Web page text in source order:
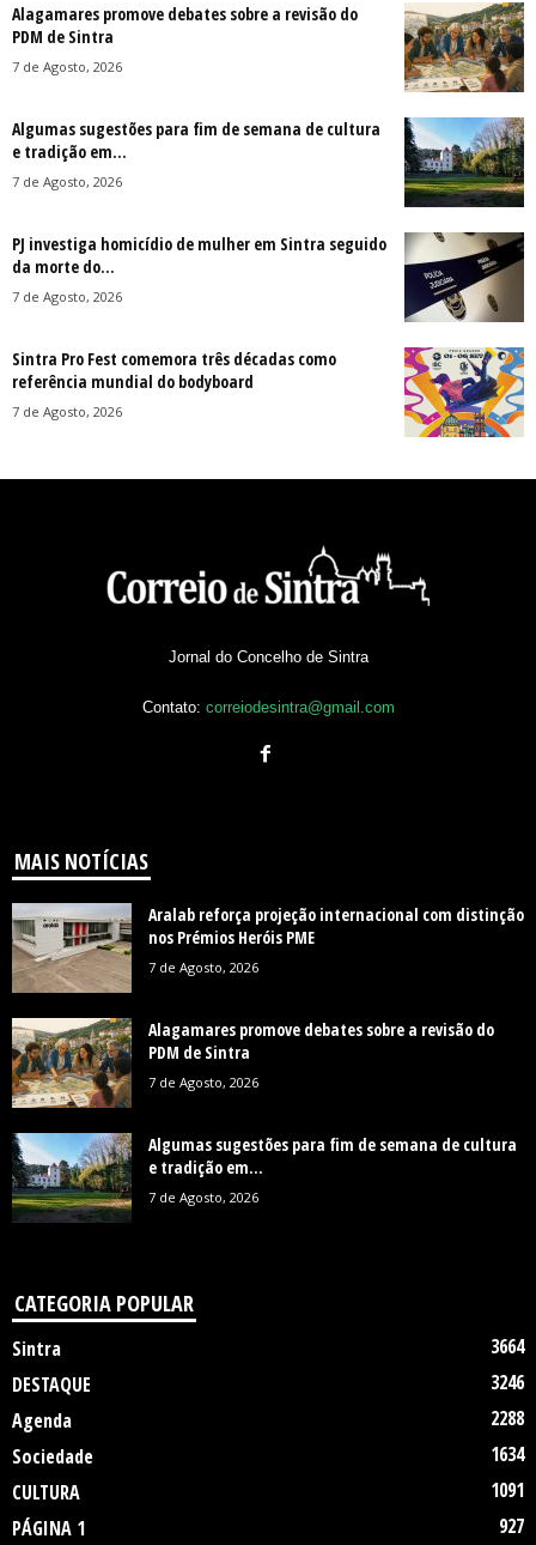
Alagamares promove debates sobre a revisão do
PDM de Sintra
7 de Agosto, 2026
Algumas sugestões para fim de semana de cultura
e tradição em...
7 de Agosto, 2026
PJ investiga homicídio de mulher em Sintra seguido
da morte do...
7 de Agosto, 2026
Sintra Pro Fest comemora três décadas como
referência mundial do bodyboard
7 de Agosto, 2026
Jornal do Concelho de Sintra
Contato: correiodesintra@gmail.com
MAIS NOTÍCIAS
Aralab reforça projeção internacional com distinção
nos Prémios Heróis PME
7 de Agosto, 2026
Alagamares promove debates sobre a revisão do
PDM de Sintra
7 de Agosto, 2026
Algumas sugestões para fim de semana de cultura
e tradição em...
7 de Agosto, 2026
CATEGORIA POPULAR
Sintra
3664
DESTAQUE
3246
Agenda
2288
Sociedade
1634
CULTURA
1091
PÁGINA 1
927